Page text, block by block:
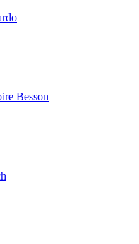
Besson